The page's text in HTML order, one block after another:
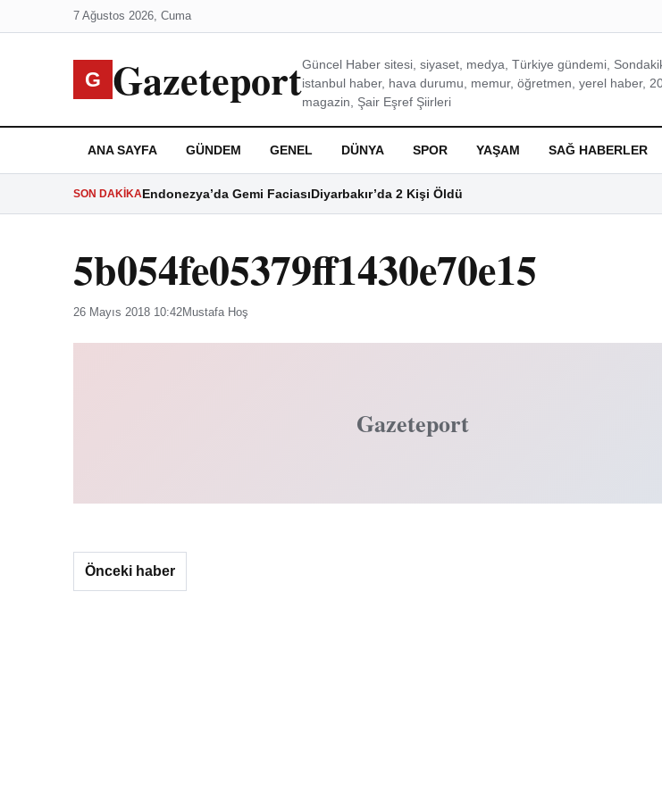
7 Ağustos 2026, Cuma
G GazeteportGüncel Haber sitesi, siyaset, medya, Türkiye gündemi,
istanbul haber, hava durumu, memur, öğretmen, yerel haber,
magazin, Şair Eşref Şiirleri
ANA SAYFA GÜNDEM GENEL DÜNYA SPOR YAŞAM SAĞ HABERLER
SON DAKIKAEndonezya’da Gemi FaciasıDiyarbakır’da 2 Kişi Öldü
5b054fe05379ff1430e70e15
26 Mayıs 2018 10:42Mustafa Hoş
Gazeteport
Önceki haber